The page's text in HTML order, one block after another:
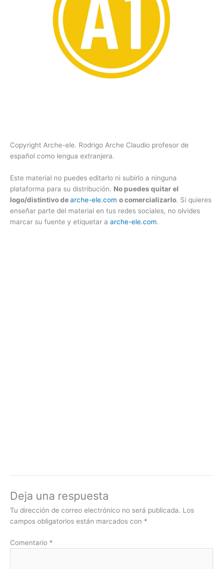
Copyright Arche-ele. Rodrigo Arche Claudio profesor de
español como lengua extranjera.
Este material no puedes editarlo ni subirlo a ninguna
plataforma para su distribución. No puedes quitar el
logo/distintivo dearche-ele.com o comercializarlo. Si quieres
enseñar parte del material en tus redes sociales, no olvides
marcar su fuente y etiquetar a arche-ele.com.
Deja una respuesta
Tu dirección de correo electrónico no será publicada. Los
campos obligatorios están marcados con *
Comentario *